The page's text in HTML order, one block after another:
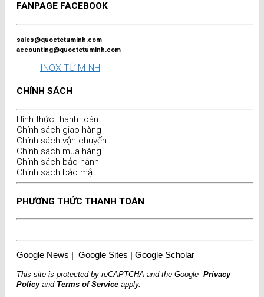
FANPAGE FACEBOOK
sales@quoctetuminh.com
accounting@quoctetuminh.com
INOX TỨ MINH
CHÍNH SÁCH
Hình thức thanh toán
Chính sách giao hàng
Chính sách vận chuyển
Chính sách mua hàng
Chính sách bảo hành
Chính sách bảo mật
PHƯƠNG THỨC THANH TOÁN
Google News | Google Sites | Google Scholar
This site is protected by reCAPTCHA and the Google Privacy
PolicyandTerms of Service apply.